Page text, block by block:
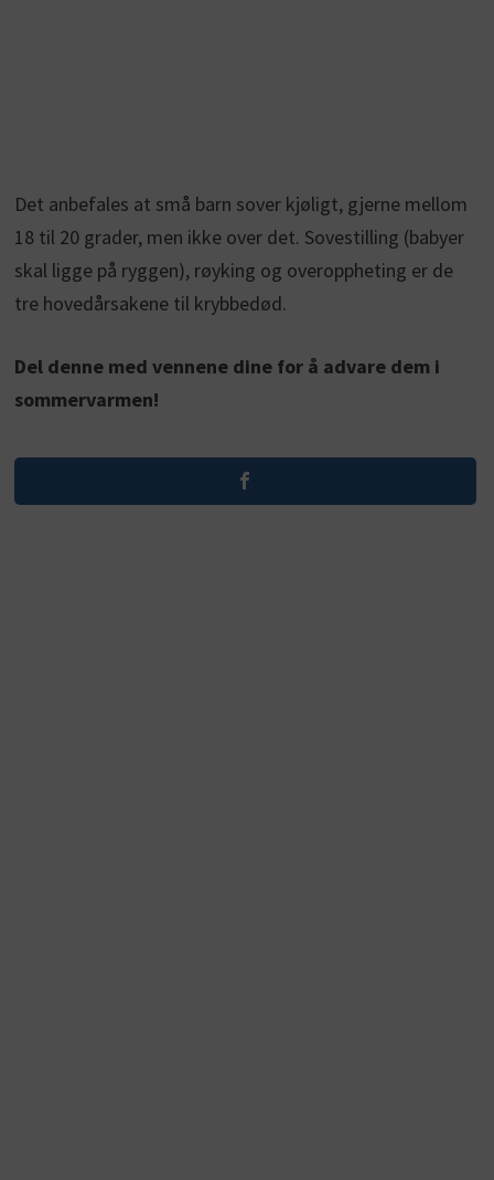
Det anbefales at små barn sover kjøligt, gjerne mellom
18 til 20 grader, men ikke over det. Sovestilling (babyer
skal ligge på ryggen), røyking og overoppheting er de
tre hovedårsakene til krybbedød.
Del denne med vennene dine for å advare dem i
sommervarmen!